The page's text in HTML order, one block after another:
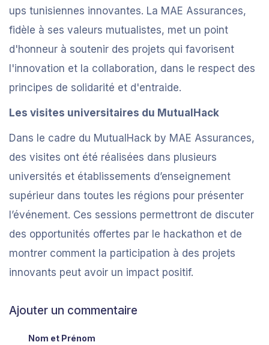
ups tunisiennes innovantes. La MAE Assurances,
fidèle à ses valeurs mutualistes, met un point
d'honneur à soutenir des projets qui favorisent
l'innovation et la collaboration, dans le respect des
principes de solidarité et d'entraide.
Les visites universitaires du MutualHack
Dans le cadre du MutualHack by MAE Assurances,
des visites ont été réalisées dans plusieurs
universités et établissements d’enseignement
supérieur dans toutes les régions pour présenter
l’événement. Ces sessions permettront de discuter
des opportunités offertes par le hackathon et de
montrer comment la participation à des projets
innovants peut avoir un impact positif.
Ajouter un commentaire
Nom et Prénom